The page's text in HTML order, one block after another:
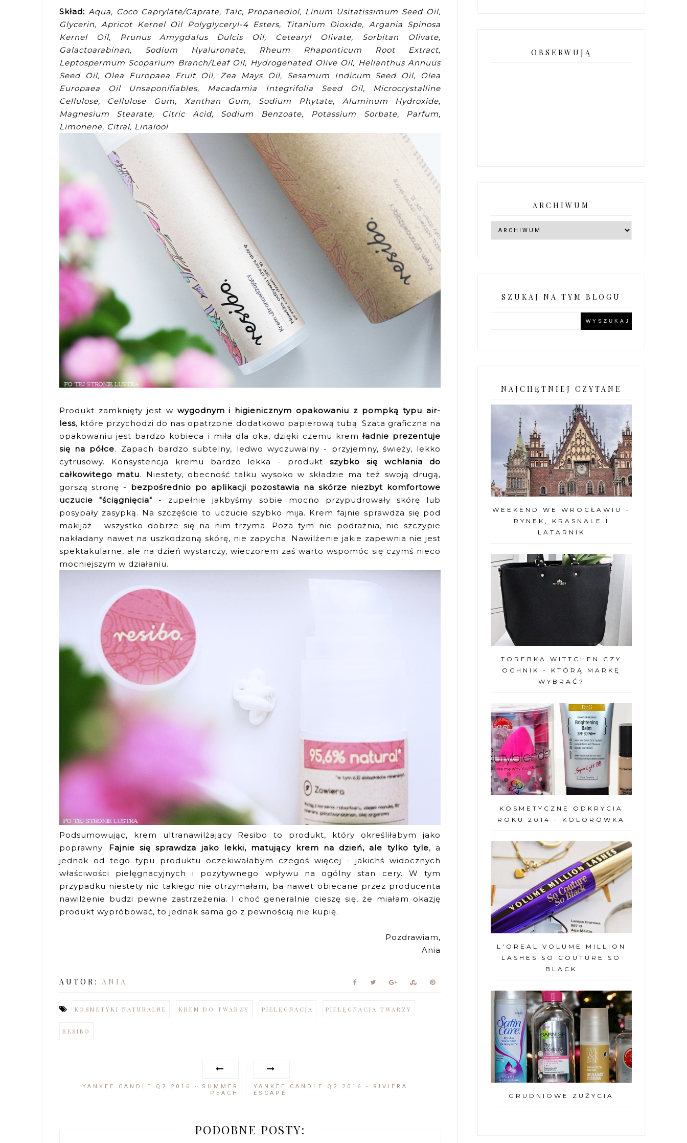
Skład: Aqua, Coco Caprylate/Caprate, Talc, Propanediol, Linum Usitatissimum Seed Oil,
Glycerin, Apricot Kernel Oil Polyglyceryl-4 Esters, Titanium Dioxide, Argania Spinosa
Kernel Oil, Prunus Amygdalus Dulcis Oil, Cetearyl Olivate, Sorbitan Olivate,
Galactoarabinan, Sodium Hyaluronate, Rheum Rhaponticum Root Extract,
Leptospermum Scoparium Branch/Leaf Oil, Hydrogenated Olive Oil, Helianthus Annuus
Seed Oil, Olea Europaea Fruit Oil, Zea Mays Oil, Sesamum Indicum Seed Oil, Olea
Europaea Oil Unsaponifiables, Macadamia Integrifolia Seed Oil, Microcrystalline
Cellulose, Cellulose Gum, Xanthan Gum, Sodium Phytate, Aluminum Hydroxide,
Magnesium Stearate, Citric Acid, Sodium Benzoate, Potassium Sorbate, Parfum,
Limonene, Citral, Linalool
Produkt zamknięty jest w wygodnym i higienicznym opakowaniu z pompką typu air-
less, które przychodzi do nas opatrzone dodatkowo papierową tubą. Szata graficzna na
opakowaniu jest bardzo kobieca i miła dla oka, dzięki czemu kremładnie prezentuje
się na półce. Zapach bardzo subtelny, ledwo wyczuwalny - przyjemny, świeży, lekko
cytrusowy. Konsystencja kremu bardzo lekka - produktszybko się wchłania do
całkowitego matu. Niestety, obecność talku wysoko w składzie ma też swoją drugą,
gorszą stronę - bezpośrednio po aplikacji pozostawia na skórze niezbyt komfortowe
uczucie "ściągnięcia" - zupełnie jakbyśmy sobie mocno przypudrowały skórę lub
posypały zasypką. Na szczęście to uczucie szybko mija. Krem fajnie sprawdza się pod
makijaż - wszystko dobrze się na nim trzyma. Poza tym nie podrażnia, nie szczypie
nakładany nawet na uszkodzoną skórę, nie zapycha. Nawilżenie jakie zapewnia nie jest
spektakularne, ale na dzień wystarczy, wieczorem zaś warto wspomóc się czymś nieco
mocniejszym w działaniu.
Podsumowując, krem ultranawilżający Resibo to produkt, który określiłabym jako
poprawny. Fajnie się sprawdza jako lekki, matujący krem na dzień, ale tylko tyle, a
jednak od tego typu produktu oczekiwałabym czegoś więcej - jakichś widocznych
właściwości pielęgnacyjnych i pozytywnego wpływu na ogólny stan cery. W tym
przypadku niestety nic takiego nie otrzymałam, ba nawet obiecane przez producenta
nawilżenie budzi pewne zastrzeżenia. I choć generalnie cieszę się, że miałam okazję
produkt wypróbować, to jednak sama go z pewnością nie kupię.
Pozdrawiam,
Ania
AUTOR: ANIA
KOSMETYKI NATURALNE KREM DO TWARZY PIELĘGNACJA PIELĘGNACJA TWARZY
RESIBO
YANKEE CANDLE Q2 2016 - SUMMER
PEACH
YANKEE CANDLE Q2 2016 - RIVIERA
ESCAPE
PODOBNE POSTY:
OBSERWUJĄ
ARCHIWUM
SZUKAJ NA TYM BLOGU
NAJCHĘTNIEJ CZYTANE
WEEKEND WE WROCŁAWIU -
RYNEK, KRASNALE I
LATARNIK
TOREBKA WITTCHEN CZY
OCHNIK - KTÓRĄ MARKĘ
WYBRAĆ?
KOSMETYCZNE ODKRYCIA
ROKU 2014 - KOLORÓWKA
L'OREAL VOLUME MILLION
LASHES SO COUTURE SO
BLACK
GRUDNIOWE ZUŻYCIA